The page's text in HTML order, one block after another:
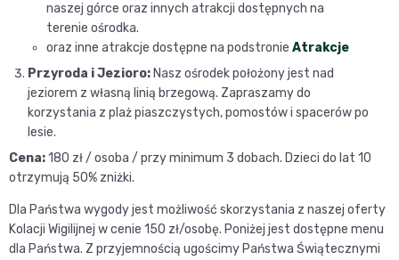
naszej górce oraz innych atrakcji dostępnych na
terenie ośrodka.
oraz inne atrakcje dostępne na podstronie Atrakcje
Przyroda i Jezioro: Nasz ośrodek położony jest nad
jeziorem z własną linią brzegową. Zapraszamy do
korzystania z plaż piaszczystych, pomostów i spacerów po
lesie.
Cena:180 zł / osoba / przy minimum 3 dobach. Dzieci do lat 10
otrzymują 50% zniżki.
Dla Państwa wygody jest możliwość skorzystania z naszej oferty
Kolacji Wigilijnej w cenie 150 zł/osobę. Poniżej jest dostępne menu
dla Państwa. Z przyjemnością ugościmy Państwa Świątecznymi